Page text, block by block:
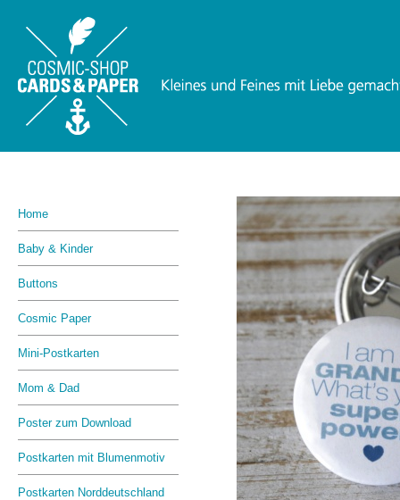
Home
Baby & Kinder
Buttons
Cosmic Paper
Mini-Postkarten
Mom & Dad
Poster zum Download
Postkarten mit Blumenmotiv
Postkarten Norddeutschland